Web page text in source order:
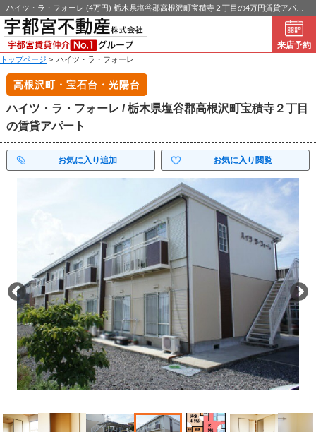
ハイツ・ラ・フォーレ (4万円) 栃木県塩谷郡高根沢町宝積寺２丁目の4万円賃貸アパート！｜宇都宮不動産
来店予約
トップページ > ハイツ・ラ・フォーレ
高根沢町・宝石台・光陽台
ハイツ・ラ・フォーレ / 栃木県塩谷郡高根沢町宝積寺２丁目
の賃貸アパート
お気に入り追加 お気に入り閲覧